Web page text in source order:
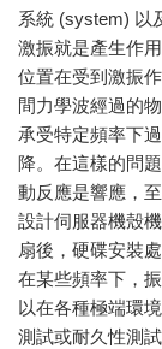
系統 (system) 以
激振就是產生作
位置在受到激振
間力學波經過的
承受特定頻率下
降。在這樣的問
動反應是響應，
設計伺服器機殼
扇後，硬碟安裝
在某些頻率下，
以在各種極端環
測試或耐久性測